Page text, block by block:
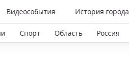
Видеособытия История города
Спорт Область Россия